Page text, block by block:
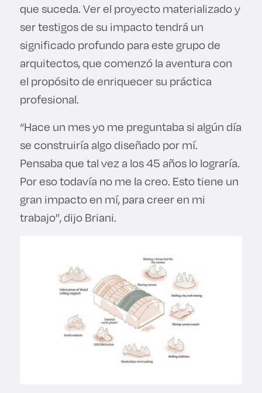
que suceda. Ver el proyecto materializado y
ser testigos de su impacto tendrá un
significado profundo para este grupo de
arquitectos, que comenzó la aventura con
el propósito de enriquecer su práctica
profesional.
“Hace un mes yo me preguntaba si algún día
se construiría algo diseñado por mí.
Pensaba que tal vez a los 45 años lo lograría.
Por eso todavía no me la creo. Esto tiene un
gran impacto en mí, para creer en mi
trabajo”, dijo Briani.